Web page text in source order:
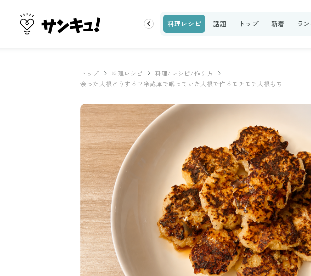
ビューティ 100均・雑貨 スーパー 料理レシピ 話題 トップ 新着 ラ
トップ 料理レシピ
料理/レシピ/作り方
余った大根どうする？冷蔵庫で眠っていた大根で作るモチモチ大根もち